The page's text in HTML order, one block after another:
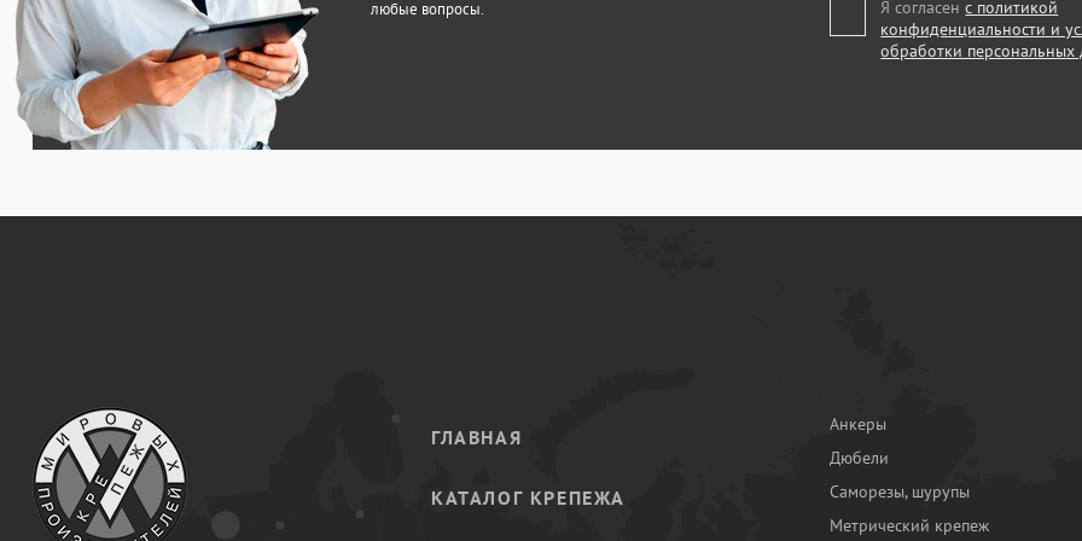
любые вопросы.
Я согласенс политикой
конфиденциальности и
обработки персональных
ГЛАВНАЯ
КАТАЛОГ КРЕПЕЖА
Анкеры
Дюбели
Саморезы, шурупы
Метрический крепеж